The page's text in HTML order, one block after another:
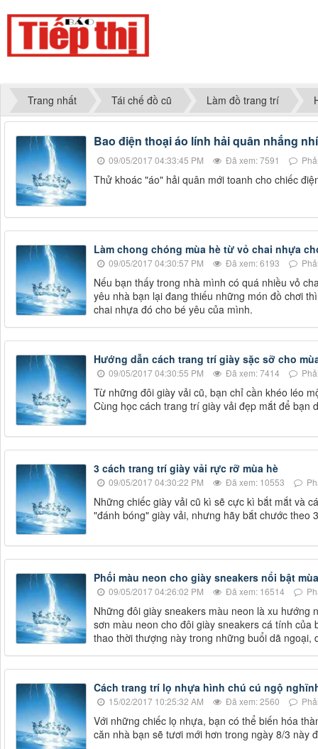
Trang nhất Tái chế đồ cũ Làm đồ trang trí
Bao điện thoại áo lính hải quân nhắng
09/05/2017 04:33:45 PM Đã xem: 7591
Thử khoác "áo" hải quân mới toanh cho chiếc
Làm chong chóng mùa hè từ vỏ chai nhựa
09/05/2017 04:30:57 PM Đã xem: 6193
Nếu bạn thấy trong nhà mình có quá nhiều vỏ
yêu nhà bạn lại đang thiếu những món đồ chơi
chai nhựa đó cho bé yêu của mình.
Hướng dẫn cách trang trí giày sặc sỡ cho
09/05/2017 04:30:55 PM Đã xem: 7414
Từ những đôi giày vải cũ, bạn chỉ cần khéo léo
Cùng học cách trang trí giày vải đẹp mắt để bạn
3 cách trang trí giày vải rực rỡ mùa hè
09/05/2017 04:30:22 PM Đã xem: 10553
Những chiếc giày vải cũ kì sẽ cực kì bắt mắt và
"đánh bóng" giày vải, nhưng hãy bắt chước theo
Phối màu neon cho giày sneakers nổi bật
09/05/2017 04:26:02 PM Đã xem: 16514
Những đôi giày sneakers màu neon là xu hướng
sơn màu neon cho đôi giày sneakers cá tính
thao thời thượng này trong những buổi dã ngoại,
Cách trang trí lọ nhựa hình chú cú ngộ
15/02/2017 10:25:32 AM Đã xem: 2560
Với những chiếc lọ nhựa, bạn có thể biến hóa
căn nhà bạn sẽ tươi mới hơn trong ngày 8/3 này